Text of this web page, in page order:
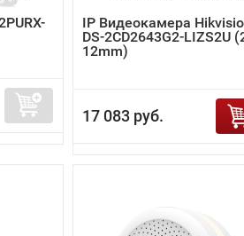
IP Видеокамера
DS-2CD2643G2-LIZS2U
12mm)
17 083 руб.